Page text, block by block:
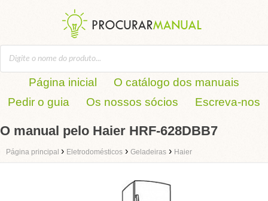
Página inicial
O catálogo dos manuais
Pedir o guia
Os nossos sócios Escreva-nos
O manual pelo Haier HRF-628DBB7
Página principal › Eletrodomésticos › Geladeiras › Haier